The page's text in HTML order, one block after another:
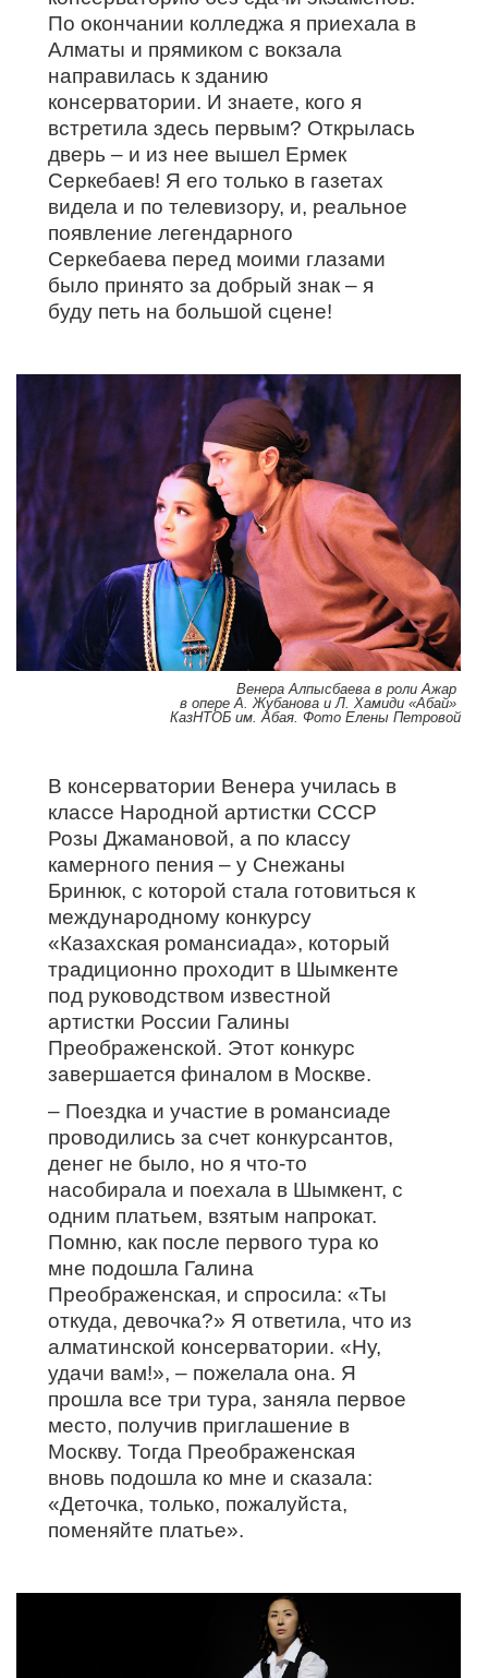
По окончании колледжа я приехала в
Алматы и прямиком с вокзала
направилась к зданию
консерватории. И знаете, кого я
встретила здесь первым? Открылась
дверь – и из нее вышел Ермек
Серкебаев! Я его только в газетах
видела и по телевизору, и, реальное
появление легендарного
Серкебаева перед моими глазами
было принято за добрый знак – я
буду петь на большой сцене!
Венера Алпысбаева в роли Ажар
в опере А. Жубанова и Л. Хамиди «Абай»
КазНТОБ им. Абая. Фото Елены Петровой
В консерватории Венера училась в
классе Народной артистки СССР
Розы Джамановой, а по классу
камерного пения – у Снежаны
Бринюк, с которой стала готовиться к
международному конкурсу
«Казахская романсиада», который
традиционно проходит в Шымкенте
под руководством известной
артистки России Галины
Преображенской. Этот конкурс
завершается финалом в Москве.
– Поездка и участие в романсиаде
проводились за счет конкурсантов,
денег не было, но я что-то
насобирала и поехала в Шымкент, с
одним платьем, взятым напрокат.
Помню, как после первого тура ко
мне подошла Галина
Преображенская, и спросила: «Ты
откуда, девочка?» Я ответила, что из
алматинской консерватории. «Ну,
удачи вам!», – пожелала она. Я
прошла все три тура, заняла первое
место, получив приглашение в
Москву. Тогда Преображенская
вновь подошла ко мне и сказала:
«Деточка, только, пожалуйста,
поменяйте платье».